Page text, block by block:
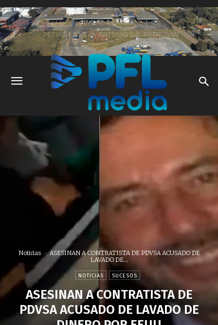
Noticias
ASESINAN A CONTRATISTA DE PDVSA ACUSADO DE
LAVADO DE...
NOTICIAS SUCESOS
ASESINAN A CONTRATISTA DE
PDVSA ACUSADO DE LAVADO DE